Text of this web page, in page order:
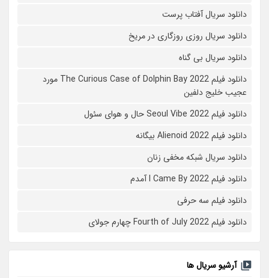
دانلود سریال آفتاب پرست
دانلود سریال روزی روزگاری در مریخ
دانلود سریال بی گناه
دانلود فیلم The Curious Case of Dolphin Bay 2022 مورد
عجیب خلیج دلفین
دانلود فیلم Seoul Vibe 2022 حال و هوای سئول
دانلود فیلم Alienoid 2022 بیگانه
دانلود سریال شبکه مخفی زنان
دانلود فیلم I Came By 2022 آمدم
دانلود فیلم سه حرفی
دانلود فیلم Fourth of July 2022 چهارم جولای
آرشیو سریال ها